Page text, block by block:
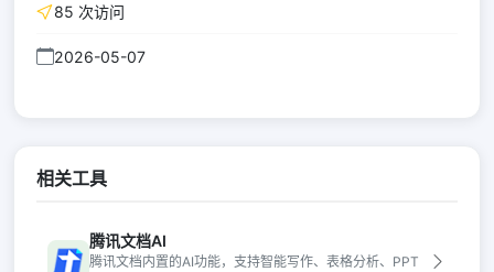
85 次访问
2026-05-07
相关工具
腾讯文档AI
腾讯文档内置的AI功能，支持智能写作、表格分析、PPT